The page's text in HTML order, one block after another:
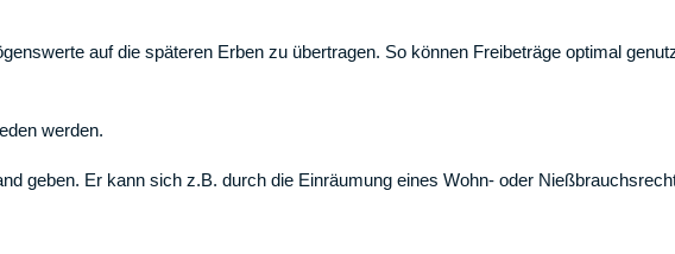
auf die späteren Erben zu übertragen. So können Freibeträge optimal
werden.
geben. Er kann sich z.B. durch die Einräumung eines Wohn- oder